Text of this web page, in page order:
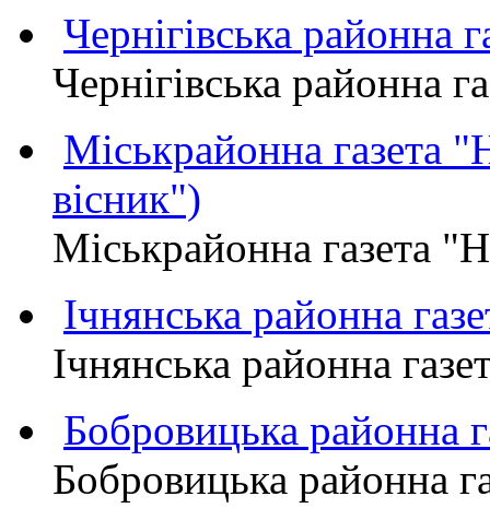
Чернігівська
Чернігівська
Міськрайонна
вісник")
Міськрайонна газета
Ічнянська районна
Ічнянська районна
Бобровицька
Бобровицька